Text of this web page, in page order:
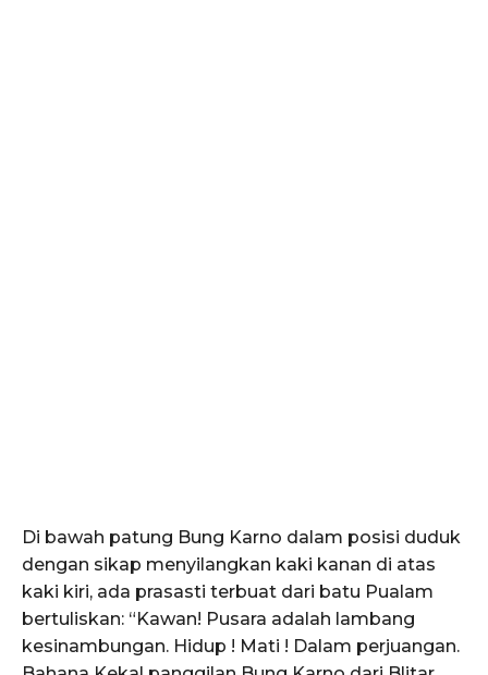
Di bawah patung Bung Karno dalam posisi duduk
dengan sikap menyilangkan kaki kanan di atas
kaki kiri, ada prasasti terbuat dari batu Pualam
bertuliskan: “Kawan! Pusara adalah lambang
kesinambungan. Hidup ! Mati ! Dalam perjuangan.